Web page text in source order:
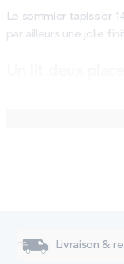
Le sommier tapissier
par ailleurs une jolie
aujourd’hui très
votre sommier pour
Livraison &